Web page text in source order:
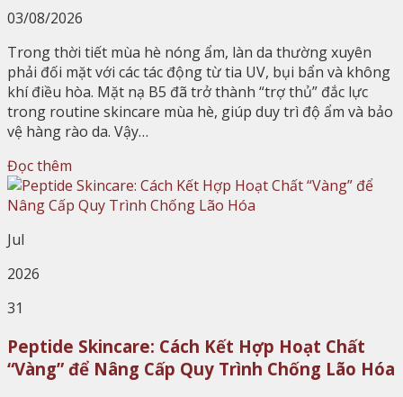
03/08/2026
Trong thời tiết mùa hè nóng ẩm, làn da thường xuyên
phải đối mặt với các tác động từ tia UV, bụi bẩn và không
khí điều hòa. Mặt nạ B5 đã trở thành “trợ thủ” đắc lực
trong routine skincare mùa hè, giúp duy trì độ ẩm và bảo
vệ hàng rào da. Vậy…
Đọc thêm
Jul
2026
31
Peptide Skincare: Cách Kết Hợp Hoạt Chất
“Vàng” để Nâng Cấp Quy Trình Chống Lão Hóa